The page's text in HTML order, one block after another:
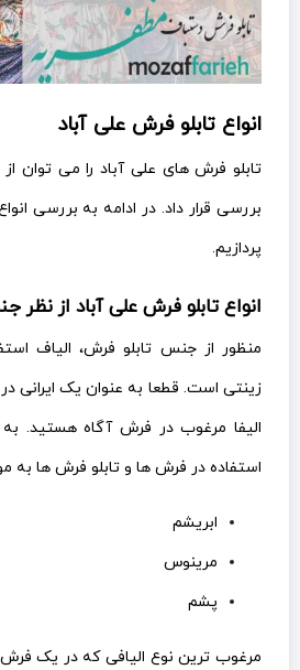
انواع تابلو فرش علی آباد
تابلو فرش های علی آباد را می توان
بررسی قرار داد. در ادامه به بررسی
پردازیم.
انواع تابلو فرش علی آباد از نظر
منظور از جنس تابلو فرش، الیاف
زینتی است. قطعا به عنوان یک ایرانی
الیفا مرغوب در فرش آگاه هستید.
استفاده در فرش ها و تابلو فرش ها به
ابریشم
مرینوس
پشم
مرغوب ترین نوع الیافی که در یک